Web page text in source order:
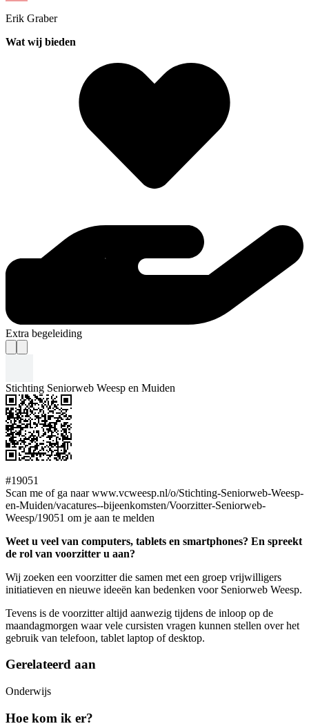
Erik Graber
Wat wij bieden
Extra begeleiding
Stichting Seniorweb Weesp en Muiden
#19051
Scan me of ga naar www.vcweesp.nl/o/Stichting-Seniorweb-Weesp-
en-Muiden/vacatures--bijeenkomsten/Voorzitter-Seniorweb-
Weesp/19051 om je aan te melden
Weet u veel van computers, tablets en smartphones? En spreekt
de rol van voorzitter u aan?
Wij zoeken een voorzitter die samen met een groep vrijwilligers
initiatieven en nieuwe ideeën kan bedenken voor Seniorweb Weesp.
Tevens is de voorzitter altijd aanwezig tijdens de inloop op de
maandagmorgen waar vele cursisten vragen kunnen stellen over het
gebruik van telefoon, tablet laptop of desktop.
Gerelateerd aan
Onderwijs
Hoe kom ik er?